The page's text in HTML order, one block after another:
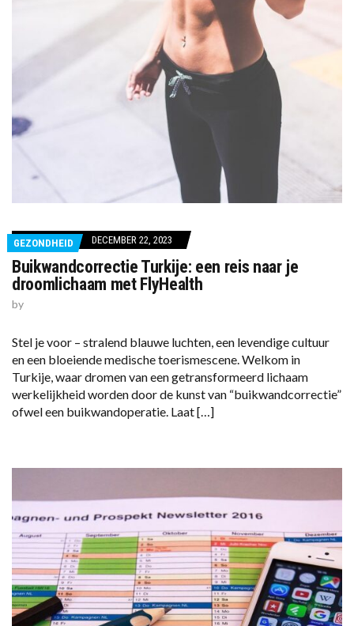
GEZONDHEID DECEMBER 22, 2023
Buikwandcorrectie Turkije: een reis naar je
droomlichaam met FlyHealth
by
Stel je voor – stralend blauwe luchten, een levendige cultuur
en een bloeiende medische toerismescene. Welkom in
Turkije, waar dromen van een getransformeerd lichaam
werkelijkheid worden door de kunst van “buikwandcorrectie”
ofwel een buikwandoperatie. Laat […]